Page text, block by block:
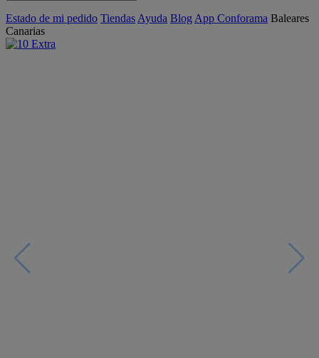
Estado de mi pedido Tiendas Ayuda Blog App Conforama Baleares
Canarias